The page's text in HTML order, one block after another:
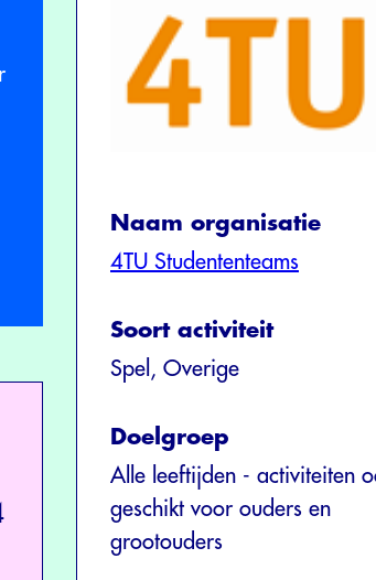
Naam organisatie
4TU Studententeams
Soort activiteit
Spel, Overige
Doelgroep
Alle leeftijden - activiteiten
geschikt voor ouders en
grootouders